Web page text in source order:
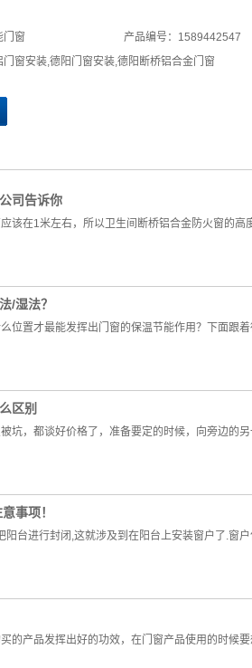
门窗 产品编号：1589442547
门窗安装,德阳门窗安装,德阳断桥铝合金门窗
司告诉你
该在1米左右，所以卫生间断桥铝合金防火窗的
/湿法？
位置才最能发挥出门窗的保温节能作用？下面跟
区别
坑，都谈好价格了，准备要定的时候，向旁边
事项！
台进行封闭,这就涉及到在阳台上安装窗户了.
的产品发挥出好的功效，在门窗产品使用的时